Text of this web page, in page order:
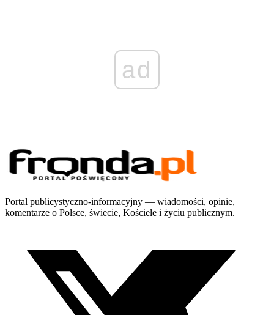
ad
Portal publicystyczno-informacyjny — wiadomości, opinie,
komentarze o Polsce, świecie, Kościele i życiu publicznym.